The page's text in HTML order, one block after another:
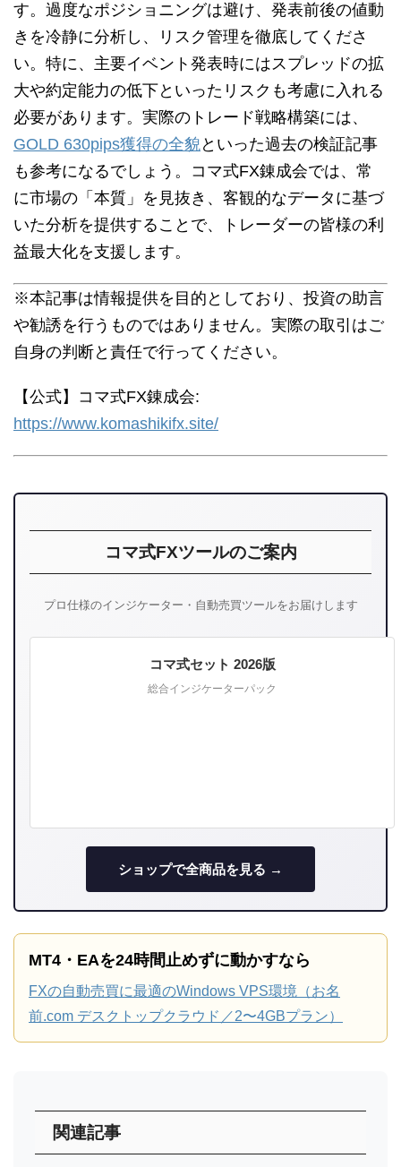
す。過度なポジショニングは避け、発表前後の値動
きを冷静に分析し、リスク管理を徹底してくださ
い。特に、主要イベント発表時にはスプレッドの拡
大や約定能力の低下といったリスクも考慮に入れる
必要があります。実際のトレード戦略構築には、
GOLD 630pips獲得の全貌といった過去の検証記事
も参考になるでしょう。コマ式FX錬成会では、常
に市場の「本質」を見抜き、客観的なデータに基づ
いた分析を提供することで、トレーダーの皆様の利
益最大化を支援します。
※本記事は情報提供を目的としており、投資の助言
や勧誘を行うものではありません。実際の取引はご
自身の判断と責任で行ってください。
【公式】コマ式FX錬成会:
https://www.komashikifx.site/
コマ式FXツールのご案内
プロ仕様のインジケーター・自動売買ツールをお届けします
コマ式セット 2026版
総合インジケーターパック
ショップで全商品を見る →
MT4・EAを24時間止めずに動かすなら
FXの自動売買に最適のWindows VPS環境（お名
前.com デスクトップクラウド／2〜4GBプラン）
関連記事